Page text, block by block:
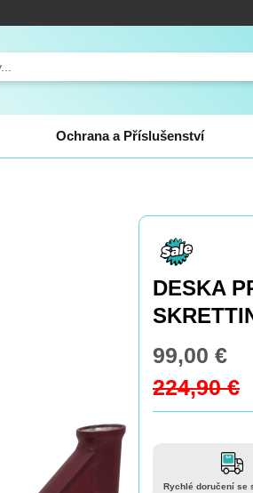
Ochrana a Příslušenství
DESKA
Special
Price
99,00 €
224,90 €
Rychlé doručení se